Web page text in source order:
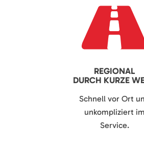
REGIONAL
DURCH KURZE
Schnell vor Ort
unkompliziert im
Service.